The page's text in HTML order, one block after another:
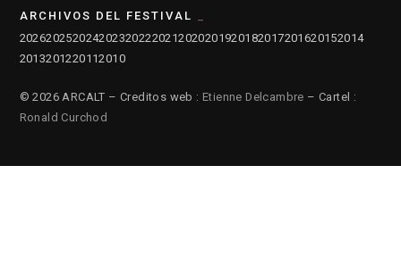
ARCHIVOS DEL FESTIVAL
2026202520242023202220212020201920182017201620152014
2013201220112010
© 2026 ARCALT – Creditos web : Etienne Delcambre – Cartel :
Ronald Curchod